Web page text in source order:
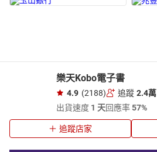
樂天Kobo電子書
4.9 (2188) 追蹤 2.4萬
出貨速度 1 天回應率57%
追蹤店家